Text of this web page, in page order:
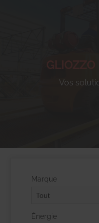
GLIOZZO
Vos
Marque
Énergie